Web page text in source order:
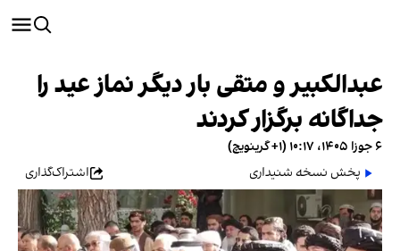
عبدالکبیر و متقی بار دیگر نماز عید را
جداگانه برگزار کردند
۶ جوزا ۱۴۰۵، ۱۰:۱۷ (‎+۱ گرینویچ)
پخش نسخه شنیداری
اشتراک‌گذاری